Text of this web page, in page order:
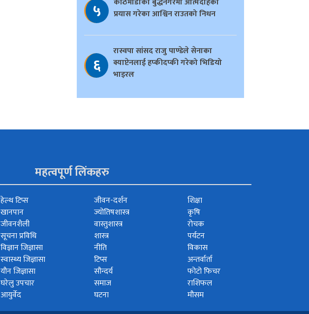
५
प्रयास गरेका आश्विन राउतको निधन
६
रास्वपा सांसद राजु पाण्डेले सेनाका
क्याप्टेनलाई हप्कीदप्की गरेको भिडियो
भाइरल
महत्वपूर्ण लिंकहरु
हेल्थ टिप्स
खानपान
जीवनशैली
सूचना प्रविधि
विज्ञान जिज्ञासा
स्वास्थ्य जिज्ञासा
यौन जिज्ञासा
घरेलु उपचार
आयुर्वेद
जीवन-दर्शन
ज्योतिषशास्त्र
वास्तुशास्त्र
शास्त्र
नीति
टिप्स
सौन्दर्य
समाज
घटना
शिक्षा
कृषि
रोचक
पर्यटन
विकास
अन्तर्वार्ता
फोटो फिचर
राशिफल
मौसम